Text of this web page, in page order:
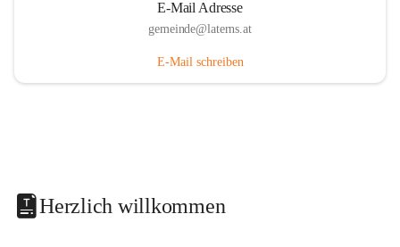
E-Mail Adresse
gemeinde@laterns.at
E-Mail schreiben
Herzlich willkommen